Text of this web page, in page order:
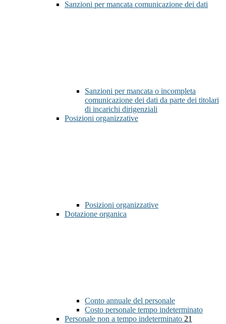
Sanzioni per mancata comunicazione dei dati
Sanzioni per mancata o incompleta
comunicazione dei dati da parte dei titolari
di incarichi dirigenziali
Posizioni organizzative
Posizioni organizzative
Dotazione organica
Conto annuale del personale
Costo personale tempo indeterminato
Personale non a tempo indeterminato 21